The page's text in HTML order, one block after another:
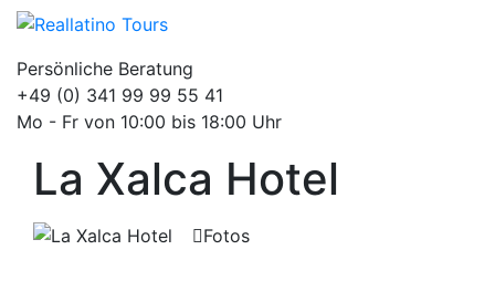
Persönliche Beratung
+49 (0) 341 99 99 55 41
Mo - Fr von 10:00 bis 18:00 Uhr
La Xalca Hotel
Fotos